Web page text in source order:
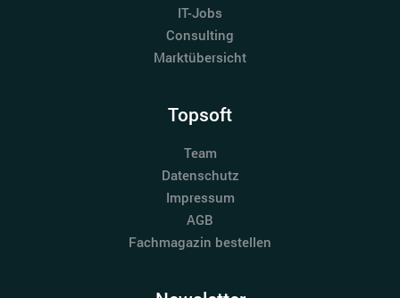
IT-Jobs
Consulting
Marktübersicht
Topsoft
Team
Datenschutz
Impressum
AGB
Fachmagazin bestellen